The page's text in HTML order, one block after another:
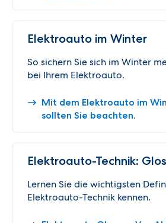
Elektroauto im Winter
So sichern Sie sich im Winter
bei Ihrem Elektroauto.
Mit dem Elektroauto im
sollten Sie beachten.
Elektroauto-Technik:
Lernen Sie die wichtigsten
Elektroauto-Technik kennen.